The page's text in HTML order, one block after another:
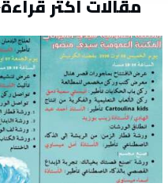
مقالات أكثر قراءة